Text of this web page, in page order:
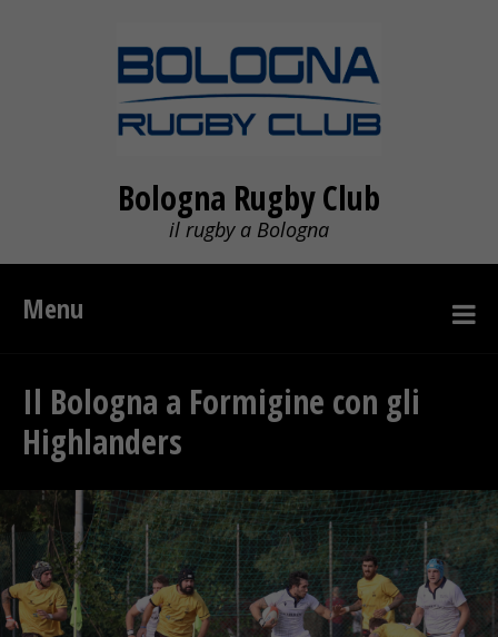
Bologna Rugby Club
il rugby a Bologna
Menu
Il Bologna a Formigine con gli
Highlanders